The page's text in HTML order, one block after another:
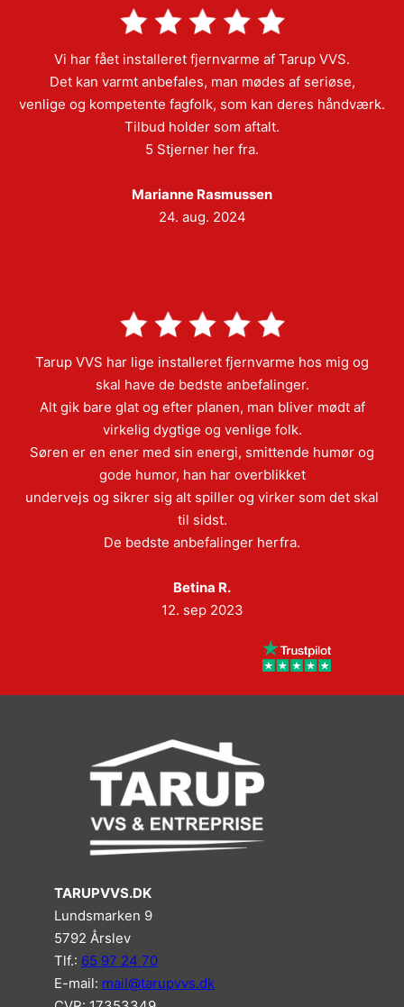
Vi har fået installeret fjernvarme af Tarup VVS.
Det kan varmt anbefales, man mødes af seriøse,
venlige og kompetente fagfolk, som kan deres håndværk.
Tilbud holder som aftalt.
5 Stjerner her fra.
Marianne Rasmussen
24. aug. 2024
Tarup VVS har lige installeret fjernvarme hos mig og
skal have de bedste anbefalinger.
Alt gik bare glat og efter planen, man bliver mødt af
virkelig dygtige og venlige folk.
Søren er en ener med sin energi, smittende humør og
gode humor, han har overblikket
undervejs og sikrer sig alt spiller og virker som det skal
til sidst.
De bedste anbefalinger herfra.
Betina R.
12. sep 2023
TARUPVVS.DK
Lundsmarken 9
5792 Årslev
Tlf.: 65 97 24 70
E-mail: mail@tarupvvs.dk